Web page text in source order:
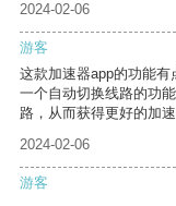
2024-02-06
游客
这款加速器app的功能
一个自动切换线路的功
路，从而获得更好的加速
2024-02-06
游客